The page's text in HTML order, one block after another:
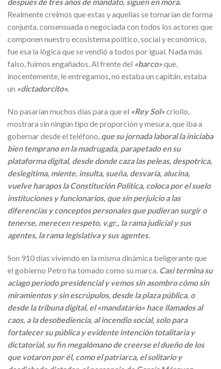
Realmente creímos que estas y aquellas se tomarían de forma
conjunta, consensuada o negociada con todos los actores que
componen nuestro ecosistema político, social y económico,
fue esa la lógica que se vendió a todos por igual. Nada más
falso, fuimos engañados. Al frente del «barco»que,
inocentemente, le entregamos, no estaba un capitán, estaba
un «dictadorcito».
No pasarían muchos días para que el «Rey Sol»criollo,
mostrara sin ningún tipo de proporción y mesura, que iba a
gobernar desde el teléfono, que su jornada laboral la iniciaba
bien temprano en la madrugada, parapetado en su
plataforma digital, desde donde caza las peleas, despotrica,
deslegitima, miente, insulta, sueña, desvaría, alucina,
vuelve harapos la Constitución Política, coloca por el suelo
instituciones y funcionarios, que sin perjuicio a las
diferencias y conceptos personales que pudieran surgir o
tenerse, merecen respeto, v.gr., la rama judicial y sus
agentes, la rama legislativa y sus agentes.
Son 910 días viviendo en la misma dinámica beligerante que
el gobierno Petro ha tomado como su marca. Casi termina su
aciago periodo presidencial y vemos sin asombro cómo sin
miramientos y sin escrúpulos, desde la plaza pública, o
desde la tribuna digital, el «mandatario» hace llamados al
caos, a la desobediencia, al incendio social, solo para
fortalecer su pública y evidente intención totalitaria y
dictatorial, su fin megalómano de creerse el dueño de los
que votaron por él, como el patriarca, el solitario y